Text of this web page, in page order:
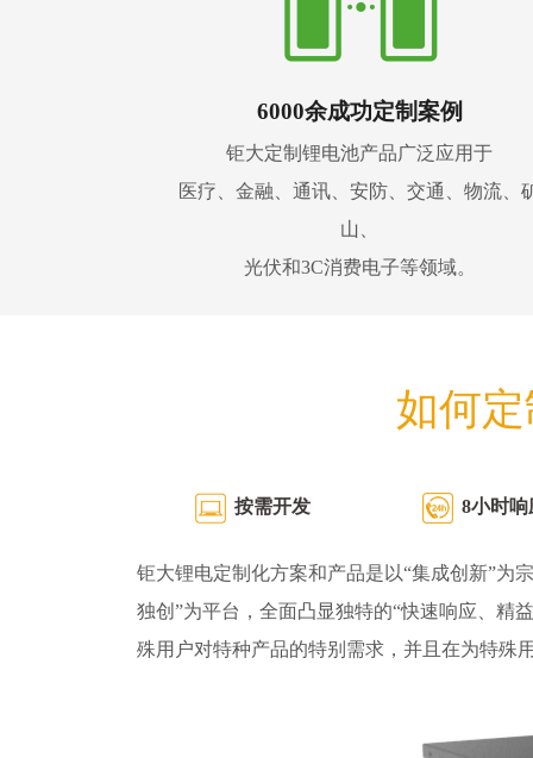
6000余成功定制案例
钜大定制锂电池产品广泛应用于
医疗、金融、通讯、安防、交通、物流、
山、
光伏和3C消费电子等领域。
如何
按需开发 8小时响
钜大锂电定制化方案和产品是以“集成创新”为
独创”为平台，全面凸显独特的“快速响应、精
殊用户对特种产品的特别需求，并且在为特殊